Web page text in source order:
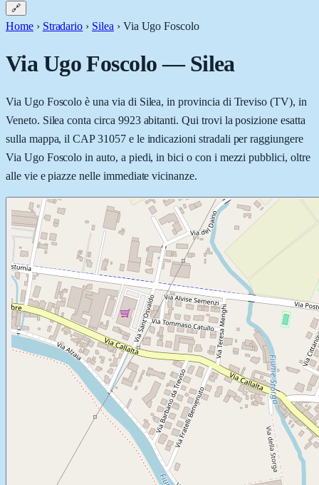
🔗
Home › Stradario › Silea › Via Ugo Foscolo
Via Ugo Foscolo—Silea
Via Ugo Foscolo è una via di Silea, in provincia di Treviso (TV), in
Veneto. Silea conta circa 9923 abitanti. Qui trovi la posizione esatta
sulla mappa, il CAP 31057 e le indicazioni stradali per raggiungere
Via Ugo Foscolo in auto, a piedi, in bici o con i mezzi pubblici, oltre
alle vie e piazze nelle immediate vicinanze.